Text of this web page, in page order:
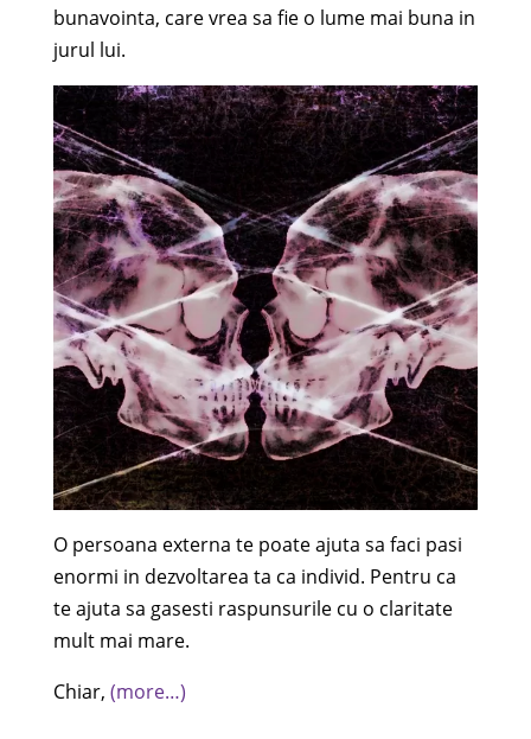
bunavointa, care vrea sa fie o lume mai buna in
jurul lui.
O persoana externa te poate ajuta sa faci pasi
enormi in dezvoltarea ta ca individ. Pentru ca
te ajuta sa gasesti raspunsurile cu o claritate
mult mai mare.
Chiar, (more…)